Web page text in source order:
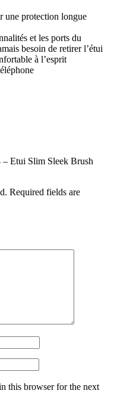
une protection longue
et les ports du
besoin de retirer l’étui
à l’esprit
Etui Slim Sleek Brush
Required fields are
this browser for the next